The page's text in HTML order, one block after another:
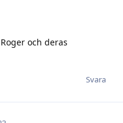
och deras
Svara